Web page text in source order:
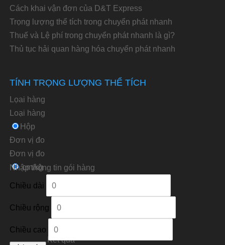
Cách khai vận đơn của D&T Express
Trọng lượng thể tích trong chuyển phát nhanh
Thuế và Lệ phí trong chuyển phát nhanh là gì?
Thủ tục hải quan hàng hóa chuyển phát nhanh
TÍNH TRỌNG LƯỢNG THỂ TÍCH
Lọai hàng
Loại hàng
Hộp
Đơn vị đo
Ðơn vị đo
cm/kg
Nhập thông tin gói hàng
Chiều dài
Chiều rộng
Chiều cao
Kết quả